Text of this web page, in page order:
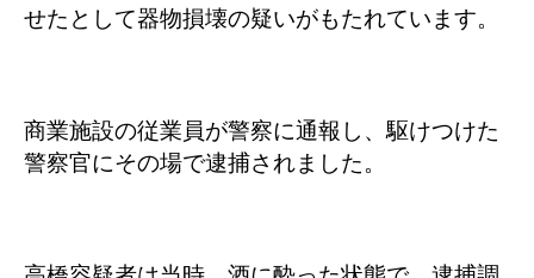
せたとして器物損壊の疑いがもたれています。
商業施設の従業員が警察に通報し、駆けつけた
警察官にその場で逮捕されました。